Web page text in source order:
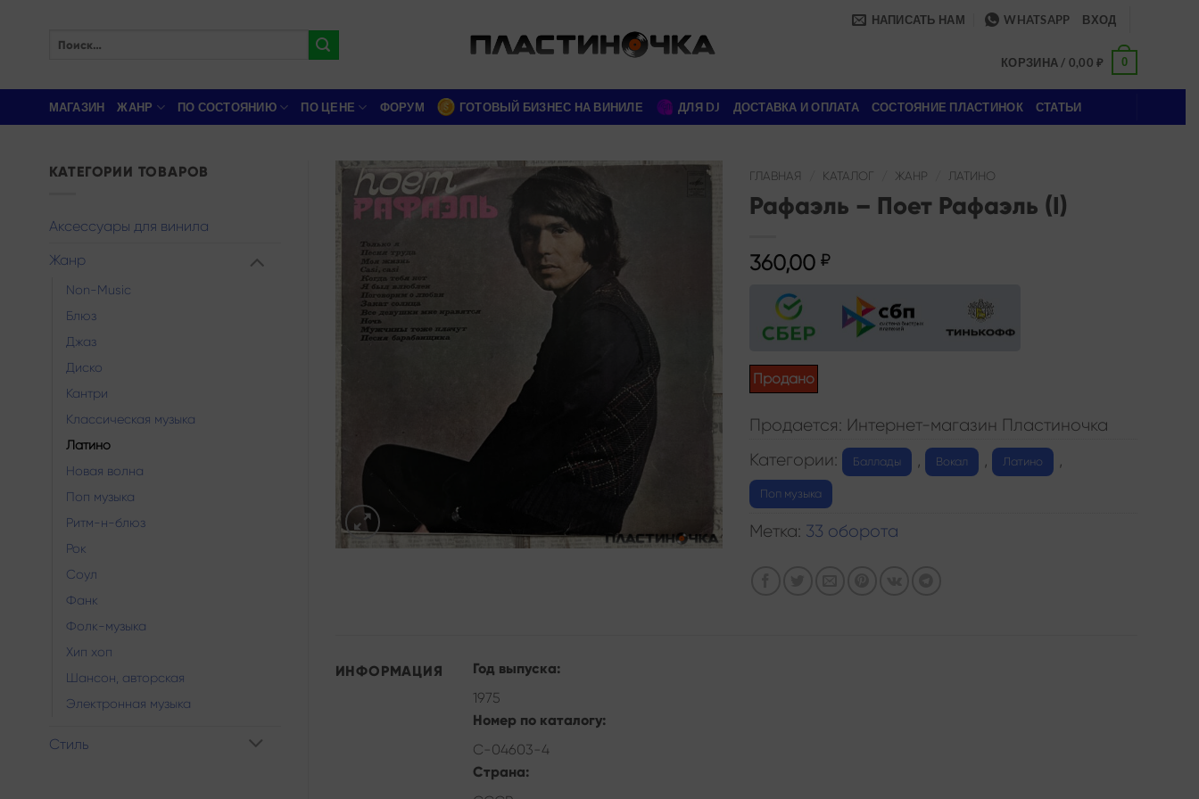
НАПИСАТЬ НАМ WHATSAPP ВХОД
КОРЗИНА / 0,00₽ 0
МАГАЗИН ЖАНР ПО СОСТОЯНИЮ ПО ЦЕНЕ ФОРУМ ГОТОВЫЙ БИЗНЕС НА ВИНИЛЕ ДЛЯ DJ ДОСТАВКА И ОПЛАТА СОСТОЯНИЕ ПЛАСТИНОК СТАТЬИ
КАТЕГОРИИ ТОВАРОВ
Аксессуары для винила
Жанр
Non-Music
Блюз
Джаз
Диско
Кантри
Классическая музыка
Латино
Новая волна
Поп музыка
Ритм-н-блюз
Рок
Соул
Фанк
Фолк-музыка
Хип хоп
Шансон, авторская
Электронная музыка
Стиль
ГЛАВНАЯ КАТАЛОГ ЖАНР ЛАТИНО
Рафаэль – Поет Рафаэль (I)
360,00 ₽
Продано
Продается: Интернет-магазин Пластиночка
Категории:
Баллады , Вокал , Латино ,
Поп музыка
Метка: 33 оборота
ИНФОРМАЦИЯ
Год выпуска:
1975
Номер по каталогу:
С-04603-4
Страна: